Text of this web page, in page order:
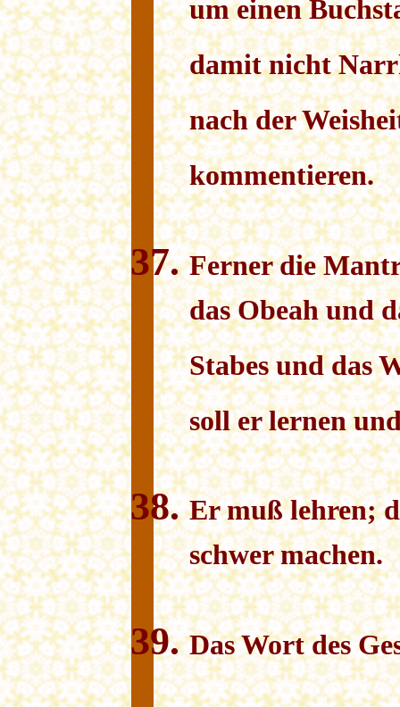
um einen
damit nicht
nach der
kommentieren.
Ferner die
das Obeah und
Stabes und das
soll er lernen
Er muß lehren;
schwer machen.
Das Wort desG